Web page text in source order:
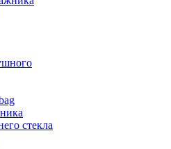
стекла